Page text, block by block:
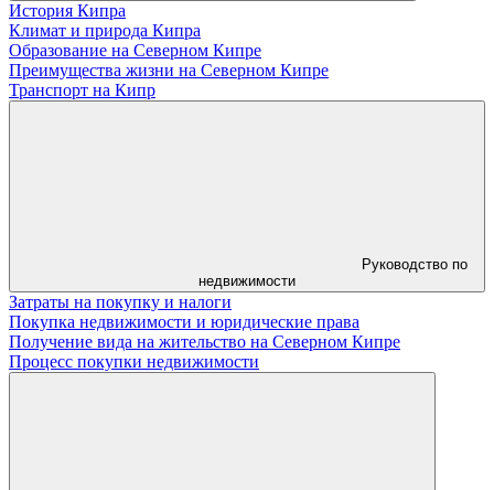
История Кипра
Климат и природа Кипра
Образование на Северном Кипре
Преимущества жизни на Северном Кипре
Транспорт на Кипр
Руководство по
недвижимости
Затраты на покупку и налоги
Покупка недвижимости и юридические права
Получение вида на жительство на Северном Кипре
Процесс покупки недвижимости